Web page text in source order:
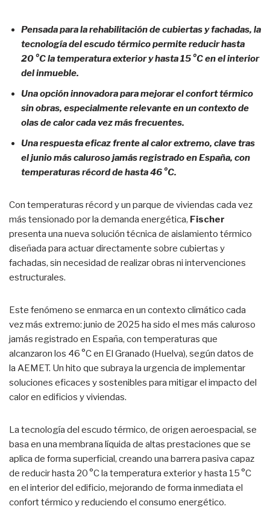
Pensada para la rehabilitación de cubiertas y fachadas, la
tecnología del escudo térmico permite reducir hasta
20°C la temperatura exterior y hasta 15°C en el interior
del inmueble.
Una opción innovadora para mejorar el confort térmico
sin obras, especialmente relevante en un contexto de
olas de calor cada vez más frecuentes.
Una respuesta eficaz frente al calor extremo, clave tras
el junio más caluroso jamás registrado en España, con
temperaturas récord de hasta 46°C.
Con temperaturas récord y un parque de viviendas cada vez
más tensionado por la demanda energética, Fischer
presenta una nueva solución técnica de aislamiento térmico
diseñada para actuar directamente sobre cubiertas y
fachadas, sin necesidad de realizar obras ni intervenciones
estructurales.
Este fenómeno se enmarca en un contexto climático cada
vez más extremo: junio de 2025 ha sido el mes más caluroso
jamás registrado en España, con temperaturas que
alcanzaron los 46 °C en El Granado (Huelva), según datos de
la AEMET. Un hito que subraya la urgencia de implementar
soluciones eficaces y sostenibles para mitigar el impacto del
calor en edificios y viviendas.
La tecnología del escudo térmico, de origen aeroespacial, se
basa en una membrana líquida de altas prestaciones que se
aplica de forma superficial, creando una barrera pasiva capaz
de reducir hasta 20 °C la temperatura exterior y hasta 15 °C
en el interior del edificio, mejorando de forma inmediata el
confort térmico y reduciendo el consumo energético.